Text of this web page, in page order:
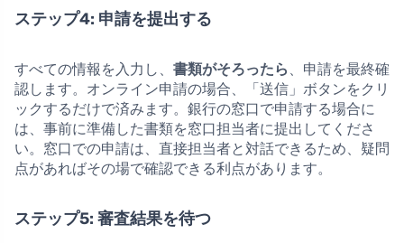
ステップ4: 申請を提出する
すべての情報を入力し、 書類がそろったら 、申請を最終確
認します。オンライン申請の場合、「送信」ボタンをクリ
ックするだけで済みます。銀行の窓口で申請する場合に
は、事前に準備した書類を窓口担当者に提出してくださ
い。窓口での申請は、直接担当者と対話できるため、疑問
点があればその場で確認できる利点があります。
ステップ5: 審査結果を待つ